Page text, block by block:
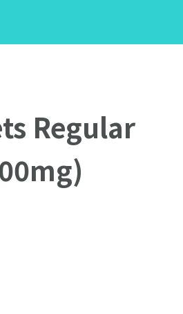
Regular